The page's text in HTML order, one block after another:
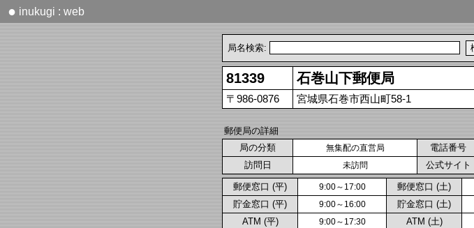
● inukugi : web
局名検索:
81339 石巻山下郵便局
〒986-0876 宮城県石巻市西山町58-1
郵便局の詳細
局の分類
無集配の直営局 電話番号
訪問日 未訪問 公式サイト
郵便窓口 (平) 9:00～17:00 郵便窓口 (土)
貯金窓口 (平) 9:00～16:00 貯金窓口 (土)
ATM (平) 9:00～17:30 ATM (土)